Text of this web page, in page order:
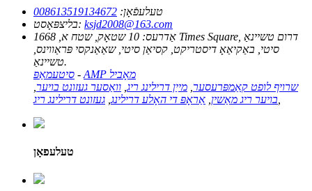
טעלעפֿאָן: 008613519134672
בליצפּאָסט: ksjd2008@163.com
אַדרעס:
10 שטאָק, שטח א, 1668 Times Square, דרום טשיינאַ
סיטי, באַקיאַאָ דיסטריקט, קסיאַן סיטי, שאַאַנקסי פּראַווינס,
טשיינאַ.
סיטעמאַפּ -
AMP מאָביל
שרויף לופט קאַמפּרעסער מייַן דרילינג ריג וואַסער געזונט בויער
בויער ריג מאַשין אַראָפּ די האָלע דרילינג געזונט דרילינג ריג
טעלעפאָן